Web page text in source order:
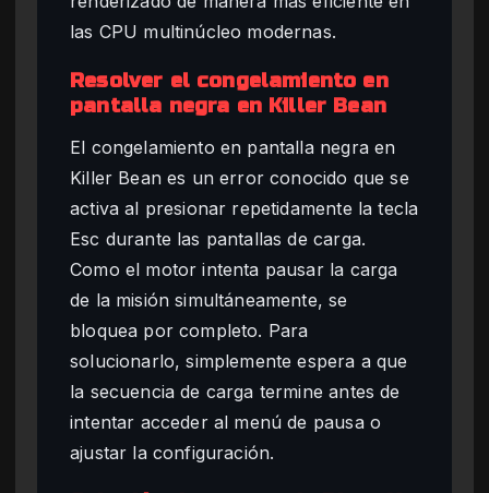
las CPU multinúcleo modernas.
Resolver el congelamiento en
pantalla negra en Killer Bean
El congelamiento en pantalla negra en
Killer Bean es un error conocido que se
activa al presionar repetidamente la tecla
Esc durante las pantallas de carga.
Como el motor intenta pausar la carga
de la misión simultáneamente, se
bloquea por completo. Para
solucionarlo, simplemente espera a que
la secuencia de carga termine antes de
intentar acceder al menú de pausa o
ajustar la configuración.